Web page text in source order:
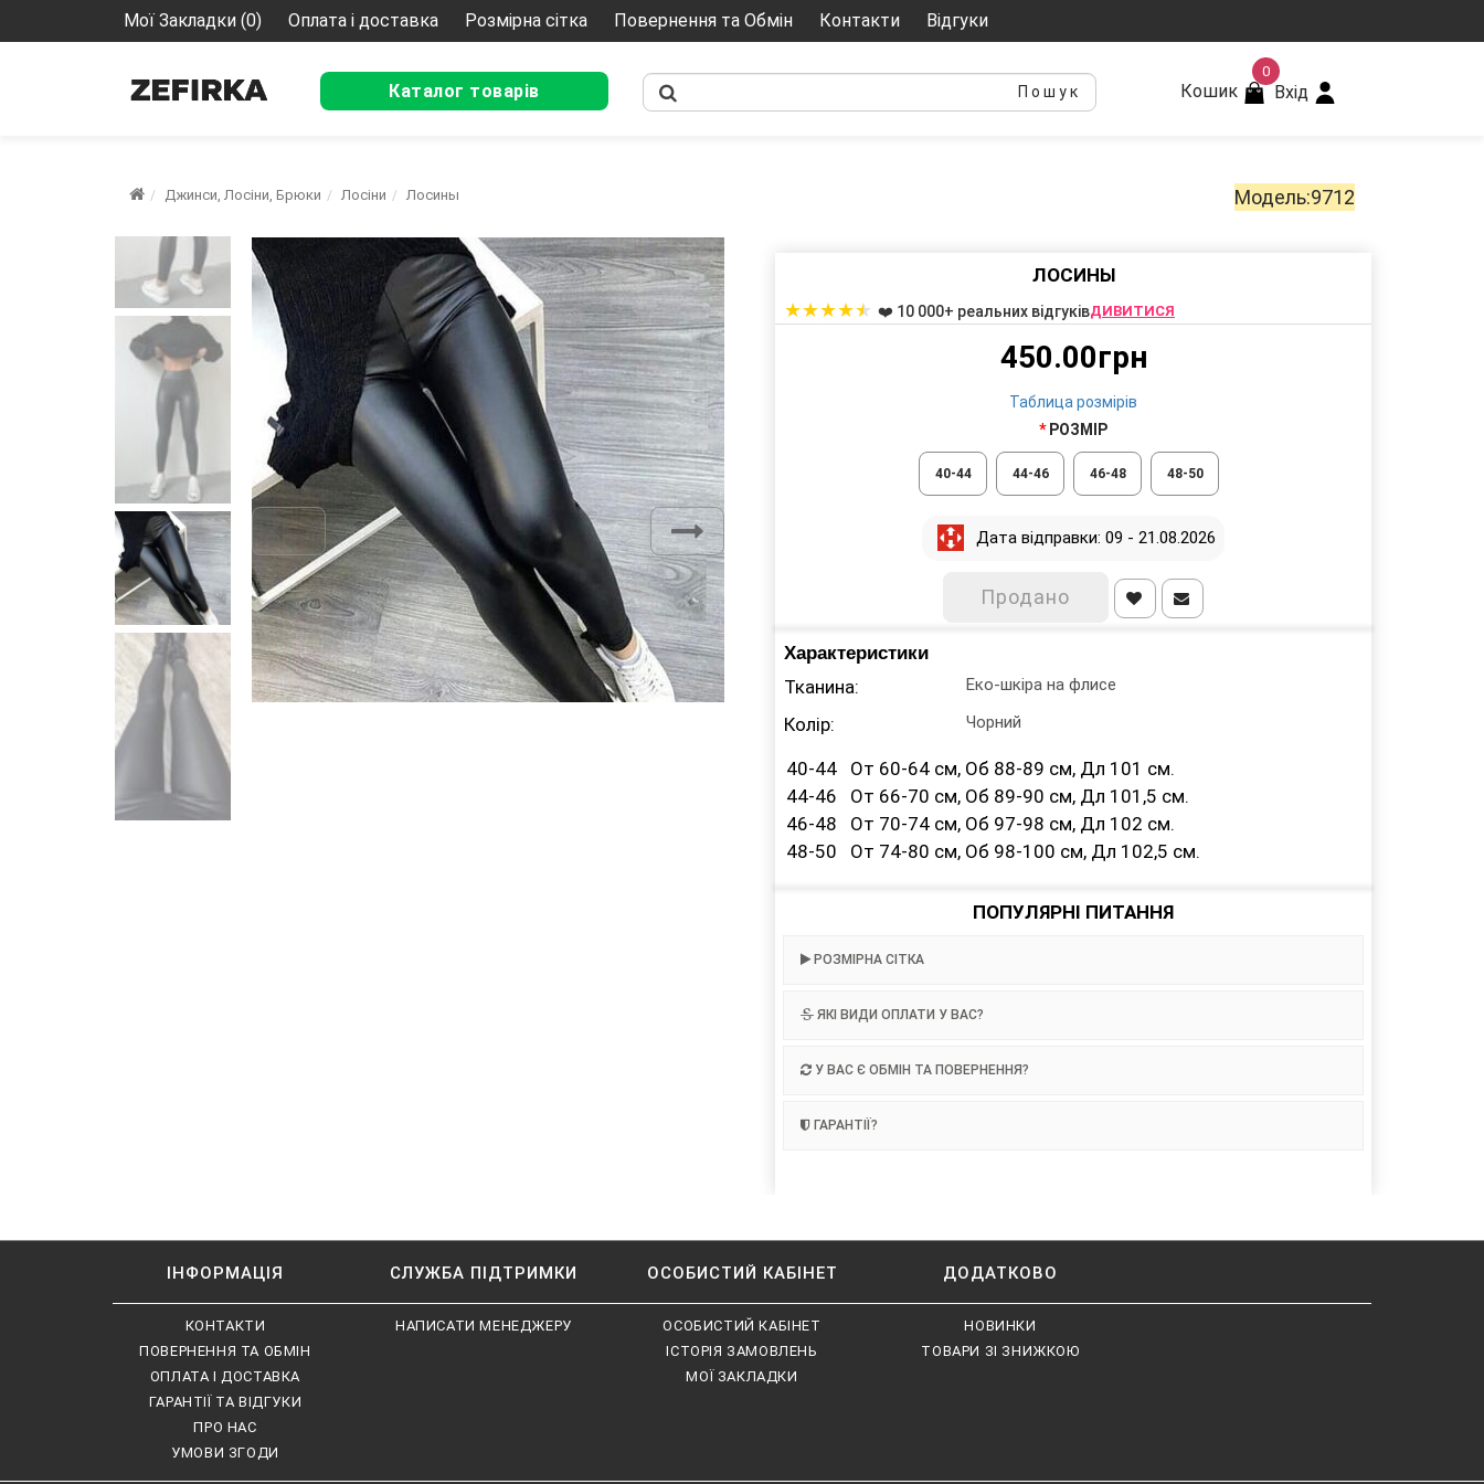
Мої Закладки (0) Оплата і доставка Розмірна сітка Повернення та Обмін Контакти Відгуки
Каталог товарів Пошук Кошик
0
Вхід
Джинси, Лосіни, Брюки Лосіни Лосины Модель:9712
ЛОСИНЫ
★★★★★ ❤️ 10 000+ реальних відгуківДИВИТИСЯ
450.00грн
Таблица розмірів
РОЗМІР
40-44 44-46 46-48 48-50
Дата відправки: 09 - 21.08.2026
Продано
Характеристики
Тканина: Еко-шкіра на флисе
Колір: Чорний
40-44 От 60-64 см, Об 88-89 см, Дл 101 см.
44-46 От 66-70 см, Об 89-90 см, Дл 101,5 см.
46-48 От 70-74 см, Об 97-98 см, Дл 102 см.
48-50 От 74-80 см, Об 98-100 см, Дл 102,5 см.
ПОПУЛЯРНІ ПИТАННЯ
РОЗМІРНА СІТКА
ЯКІ ВИДИ ОПЛАТИ У ВАС?
У ВАС Є ОБМІН ТА ПОВЕРНЕННЯ?
ГАРАНТІЇ?
ІНФОРМАЦІЯ
КОНТАКТИ
ПОВЕРНЕННЯ ТА ОБМІН
ОПЛАТА І ДОСТАВКА
ГАРАНТІЇ ТА ВІДГУКИ
ПРО НАС
УМОВИ ЗГОДИ
СЛУЖБА ПІДТРИМКИ
НАПИСАТИ МЕНЕДЖЕРУ
ОСОБИСТИЙ КАБІНЕТ
ОСОБИСТИЙ КАБІНЕТ
ІСТОРІЯ ЗАМОВЛЕНЬ
МОЇ ЗАКЛАДКИ
ДОДАТКОВО
НОВИНКИ
ТОВАРИ ЗІ ЗНИЖКОЮ